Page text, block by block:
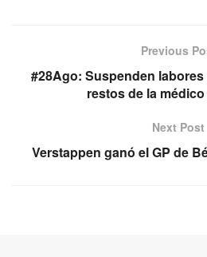
Previous
#28Ago: Suspenden
restos de la
Next Post
Verstappen ganó el GP de